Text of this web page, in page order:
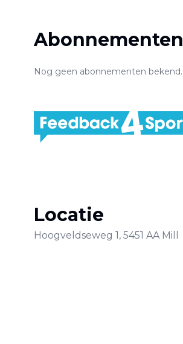
Abonnementen
Nog geen abonnementen bekend.
Locatie
Hoogveldseweg 1, 5451 AA Mill